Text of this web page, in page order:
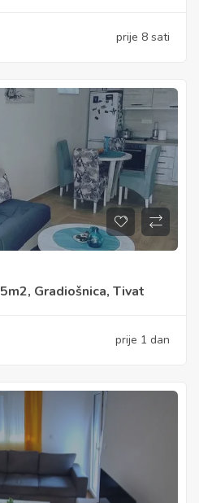
prije 8 sati
Gradiošnica, Tivat
prije 1 dan